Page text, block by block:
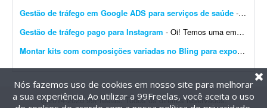
Gestão de tráfego em Google ADS para serviços de saúde - Preciso de um freelancer com experiência em tráfego no Google Ads para gerenciar uma campanha local voltada a serviços de saúde. No momento o investimento em créd...
Gestão de tráfego pago para Instagram - Oi! Temos uma empresa de consultoria de marca e conteúdo. Precisamos de uma pessoa que nos ajude a executar tráfego pago no Instagram para nossos clientes. Temos todo o contexto dos ...
Montar kits com composições variadas no Bling para exportação ao TikTok
@2014-2026 99Freelas. Todos os direitos reservados.
Nós fazemos uso de cookies em nosso site para melhorar
a sua experiência. Ao utilizar a 99Freelas, você aceita o uso